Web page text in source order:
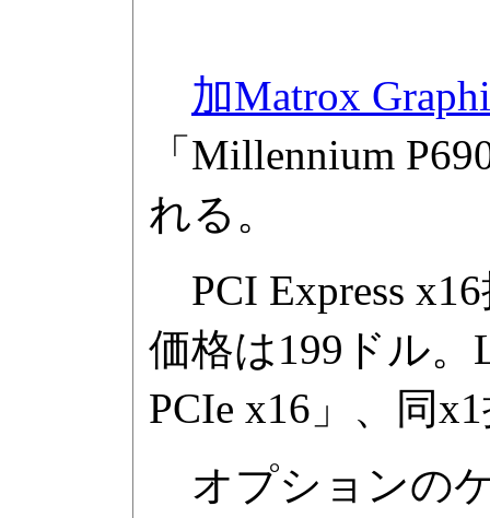
加Matrox
「Millennium
れる。
PCI Express
価格は199ドル。
PCIe x16」、同
オプションの